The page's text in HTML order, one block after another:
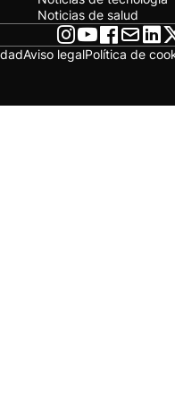
Noticias de salud
Aviso legalPolítica de